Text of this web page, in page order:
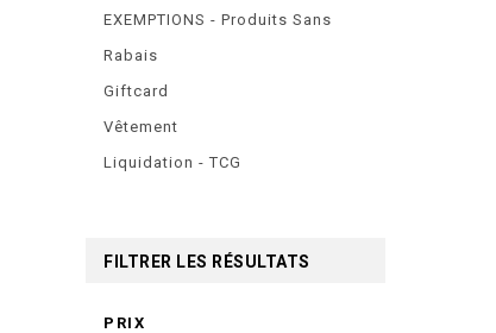
EXEMPTIONS - Produits Sans
Rabais
Giftcard
Vêtement
Liquidation - TCG
FILTRER LES RÉSULTATS
PRIX